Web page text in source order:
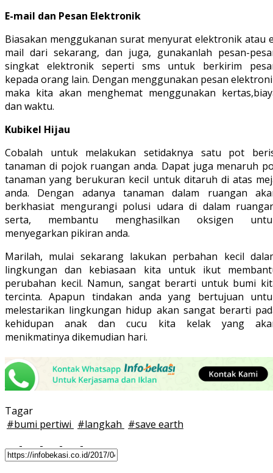
E-mail dan Pesan Elektronik
Biasakan menggukanan surat menyurat elektronik atau
mail dari sekarang, dan juga, gunakanlah pesan-
singkat elektronik seperti sms untuk berkirim
kepada orang lain. Dengan menggunakan pesan
maka kita akan menghemat menggunakan
dan waktu.
Kubikel Hijau
Cobalah untuk melakukan setidaknya satu pot
tanaman di pojok ruangan anda. Dapat juga menaruh
tanaman yang berukuran kecil untuk ditaruh di atas
anda. Dengan adanya tanaman dalam ruangan
berkhasiat mengurangi polusi udara di dalam
serta, membantu menghasilkan oksigen
menyegarkan pikiran anda.
Marilah, mulai sekarang lakukan perbahan kecil
lingkungan dan kebiasaan kita untuk ikut
perubahan kecil. Namun, sangat berarti untuk bumi
tercinta. Apapun tindakan anda yang bertujuan
melestarikan lingkungan hidup akan sangat berarti
kehidupan anak dan cucu kita kelak yang
menikmatinya dikemudian hari.
Tagar
#bumi pertiwi #langkah #save earth